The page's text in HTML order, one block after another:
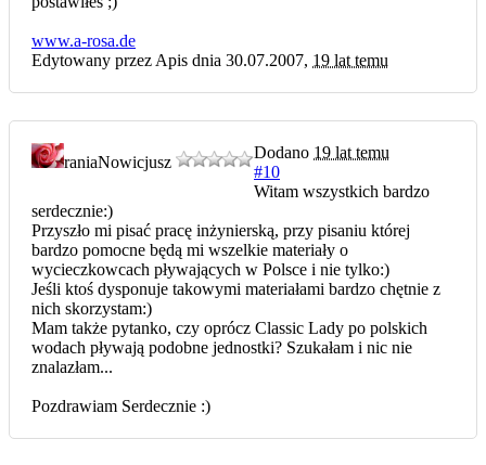
www.a-rosa.de
Edytowany przez Apis dnia 30.07.2007, 19 lat temu
raniaNowicjusz Dodano 19 lat temu
#10
Witam wszystkich bardzo
serdecznie:)
Przyszło mi pisać pracę inżynierską, przy pisaniu której
bardzo pomocne będą mi wszelkie materiały o
wycieczkowcach pływających w Polsce i nie tylko:)
Jeśli ktoś dysponuje takowymi materiałami bardzo chętnie z
nich skorzystam:)
Mam także pytanko, czy oprócz Classic Lady po polskich
wodach pływają podobne jednostki? Szukałam i nic nie
znalazłam...
Pozdrawiam Serdecznie :)